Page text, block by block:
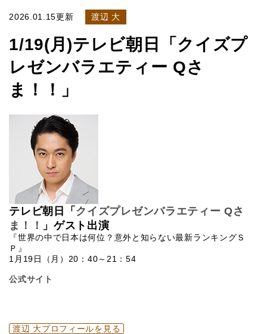
2026.01.15更新 渡辺 大
1/19(月)テレビ朝日「クイズプ
レゼンバラエティー Qさ
ま！！」
テレビ朝日「 クイズプレゼンバラエティー Qさ
ま！！
」ゲスト出演
『世界の中で日本は何位？意外と知らない最新ランキングＳ
Ｐ』
1月19日（月）20：40～21：54
公式サイト
渡辺 大プロフィールを見る